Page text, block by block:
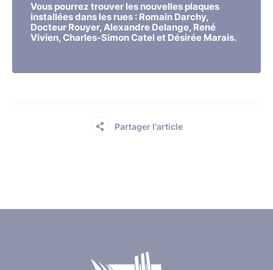
Vous pourrez trouver les nouvelles plaques
installées dans les rues : Romain Darchy,
Docteur Rouyer, Alexandre Delange, René
Vivien, Charles-Simon Catel et Désirée Marais.
Partager l'article